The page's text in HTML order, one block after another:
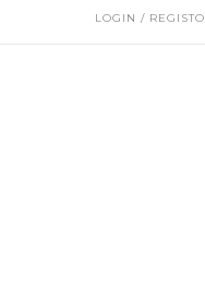
LOGIN / REGISTO